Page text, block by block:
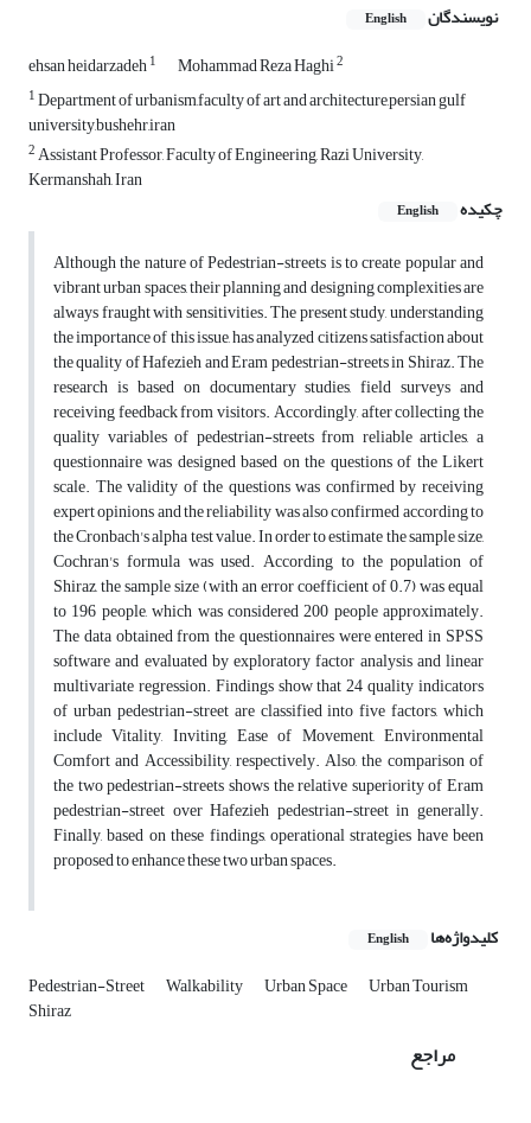
نویسندگان English
ehsan heidarzadeh1 Mohammad Reza Haghi2
1Department of urbanism,faculty of art and architecture,persian gulf
university,bushehr,iran
2Assistant Professor, Faculty of Engineering, Razi University,
Kermanshah, Iran
چکیده
English
Although the nature of Pedestrian-streets is to create popular and
vibrant urban spaces, their planning and designing complexities are
always fraught with sensitivities. The present study, understanding
the importance of this issue, has analyzed citizens satisfaction about
the quality of Hafezieh and Eram pedestrian-streets in Shiraz. The
research is based on documentary studies, field surveys and
receiving feedback from visitors. Accordingly, after collecting the
quality variables of pedestrian-streets from reliable articles, a
questionnaire was designed based on the questions of the Likert
scale. The validity of the questions was confirmed by receiving
expert opinions and the reliability was also confirmed according to
the Cronbach's alpha test value. In order to estimate the sample size,
Cochran's formula was used. According to the population of
Shiraz, the sample size (with an error coefficient of 0.7) was equal
to 196 people, which was considered 200 people approximately.
The data obtained from the questionnaires were entered in SPSS
software and evaluated by exploratory factor analysis and linear
multivariate regression. Findings show that 24 quality indicators
of urban pedestrian-street are classified into five factors, which
include Vitality, Inviting, Ease of Movement, Environmental
Comfort and Accessibility, respectively. Also, the comparison of
the two pedestrian-streets shows the relative superiority of Eram
pedestrian-street over Hafezieh pedestrian-street in generally.
Finally, based on these findings, operational strategies have been
proposed to enhance these two urban spaces.
کلیدواژه‌ها English
Pedestrian-Street Walkability Urban Space Urban Tourism
Shiraz
مراجع